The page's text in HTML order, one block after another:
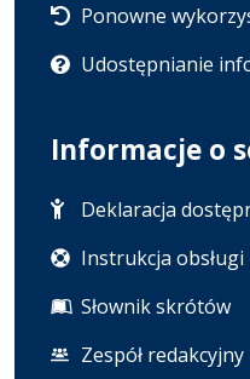
Ponowne
Udostępnianie
Informacje o
Deklaracja
Instrukcja obsługi
Słownik skrótów
Zespół redakcyjny